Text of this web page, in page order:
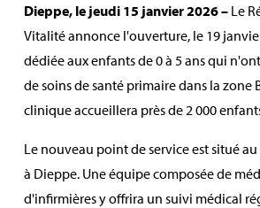
Dieppe, le jeudi 15 janvier 2026 –Le
Vitalité annonce l'ouverture, le 19
dédiée aux enfants de 0 à 5 ans qui
de soins de santé primaire dans la zone
clinique accueillera près de 2 000
Le nouveau point de service est situé
à Dieppe. Une équipe composée de
d'infirmières y offrira un suivi médical